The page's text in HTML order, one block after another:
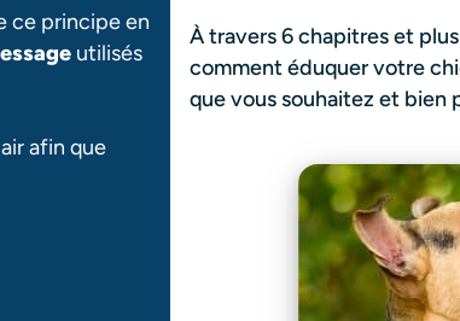
ce principe en
utilisés
afin que
À travers 6 chapitres et
comment éduquer votre
que vous souhaitez et bien